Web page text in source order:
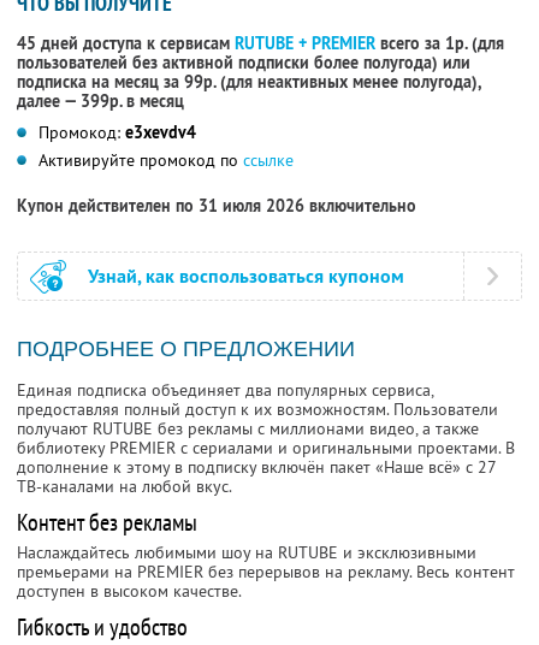
45 дней доступа к сервисам RUTUBE + PREMIER всего за 1р. (для
пользователей без активной подписки более полугода) или
подписка на месяц за 99р. (для неактивных менее полугода),
далее — 399р. в месяц
Промокод: e3xevdv4
Активируйте промокод по ссылке
Купон действителен по 31 июля 2026 включительно
Узнай, как воспользоваться купоном
ПОДРОБНЕЕ О ПРЕДЛОЖЕНИИ
Единая подписка объединяет два популярных сервиса,
предоставляя полный доступ к их возможностям. Пользователи
получают RUTUBE без рекламы с миллионами видео, а также
библиотеку PREMIER с сериалами и оригинальными проектами. В
дополнение к этому в подписку включён пакет «Наше всё» с 27
ТВ-каналами на любой вкус.
Контент без рекламы
Наслаждайтесь любимыми шоу на RUTUBE и эксклюзивными
премьерами на PREMIER без перерывов на рекламу. Весь контент
доступен в высоком качестве.
Гибкость и удобство